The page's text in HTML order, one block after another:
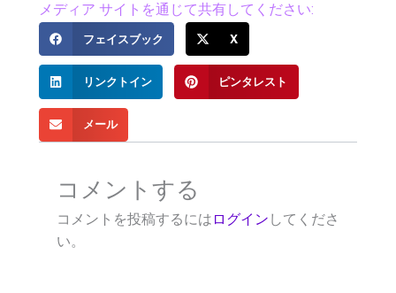
メディア サイトを通じて共有してください:
フェイスブック X
リンクトイン ピンタレスト
メール
コメントする
コメントを投稿するには ログイン してくださ
い。